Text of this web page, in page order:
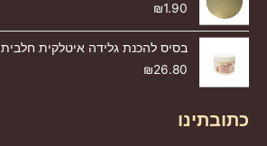
₪1.90
בסיס להכנת גלידה איטלקית חלבית
₪26.80
כתובתינו